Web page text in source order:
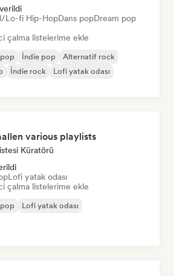
Lo-fi Hip-HopDans popDream pop
çalma listelerime ekle
İndie pop
Alternatif rock
İndie rock
Lofi yatak odası
various playlists
Küratörü
Lofi yatak odası
çalma listelerime ekle
Lofi yatak odası